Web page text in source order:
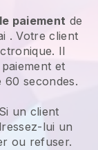
paiement de
. Votre client
Il
et
60 secondes.
un client
lui un
ou refuser.